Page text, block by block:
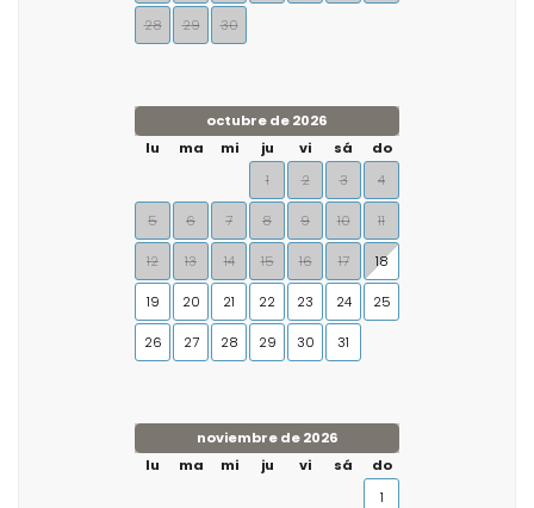
28 29 30
octubre de 2026
lu
ma mi ju vi sá
do
1
2 3 4
5 6 7 8 9 10 11
12 13 14 15 16 17 18
19 20 21 22 23 24 25
26 27 28 29 30 31
noviembre de 2026
lu
ma mi ju vi sá
do
1